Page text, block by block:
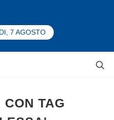
7 AGOSTO
TAG